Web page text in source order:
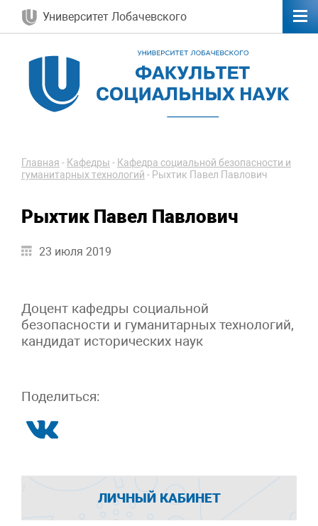
Университет Лобачевского
Главная - Кафедры - Кафедра социальной безопасности и
гуманитарных технологий - Рыхтик Павел Павлович
Рыхтик Павел Павлович
23 июля 2019
Доцент кафедры социальной
безопасности и гуманитарных технологий,
кандидат исторических наук
Поделиться:
ЛИЧНЫЙ КАБИНЕТ